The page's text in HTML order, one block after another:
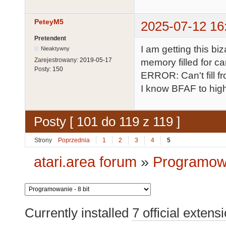
PeteyM5 2025-07-12
Pretendent
Nieaktywny
Zarejestrowany: 2019-05-17
Posty: 150
I am getting this
memory filled for
ERROR: Can't fill
I know BFAF to
Posty [ 101 do 119 z 119 ]
Strony Poprzednia 1 2 3 4 5
atari.area forum »
Currently installed 7 official